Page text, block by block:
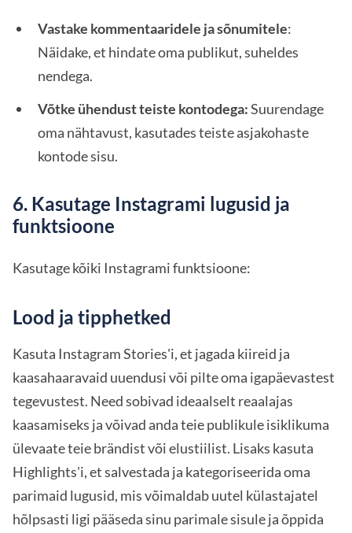
Vastake kommentaaridele ja sõnumitele:
Näidake, et hindate oma publikut, suheldes
nendega.
Võtke ühendust teiste kontodega:Suurendage
oma nähtavust, kasutades teiste asjakohaste
kontode sisu.
6. Kasutage Instagrami lugusid ja
funktsioone
Kasutage kõiki Instagrami funktsioone:
Lood ja tipphetked
Kasuta Instagram Stories'i, et jagada kiireid ja
kaasahaaravaid uuendusi või pilte oma igapäevastest
tegevustest. Need sobivad ideaalselt reaalajas
kaasamiseks ja võivad anda teie publikule isiklikuma
ülevaate teie brändist või elustiilist. Lisaks kasuta
Highlights'i, et salvestada ja kategoriseerida oma
parimaid lugusid, mis võimaldab uutel külastajatel
hõlpsasti ligi pääseda sinu parimale sisule ja õppida